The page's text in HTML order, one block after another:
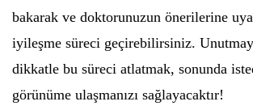
bakarak ve doktorunuzun önerilerine
iyileşme süreci geçirebilirsiniz.
dikkatle bu süreci atlatmak, sonunda
görünüme ulaşmanızı sağlayacaktır!